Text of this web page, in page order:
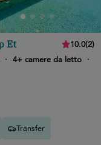
Et 10.0(2)
· 4+ camere da letto ·
Transfer